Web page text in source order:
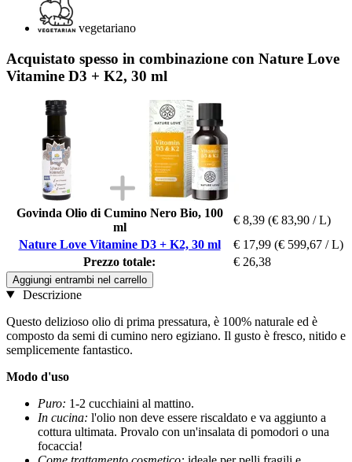
vegetariano
Acquistato spesso in combinazione con Nature Love
Vitamine D3 + K2, 30 ml
Govinda Olio di Cumino Nero Bio, 100
ml
€ 8,39 (€ 83,90 / L)
Nature Love Vitamine D3 + K2, 30 ml
€ 17,99 (€ 599,67 / L)
Prezzo totale:
€ 26,38
Aggiungi entrambi nel carrello
Descrizione
Questo delizioso olio di prima pressatura, è 100% naturale ed è
composto da semi di cumino nero egiziano. Il gusto è fresco, nitido e
semplicemente fantastico.
Modo d'uso
Puro: 1-2 cucchiaini al mattino.
In cucina: l'olio non deve essere riscaldato e va aggiunto a
cottura ultimata. Provalo con un'insalata di pomodori o una
focaccia!